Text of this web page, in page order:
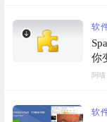
软
你
阿喵
软